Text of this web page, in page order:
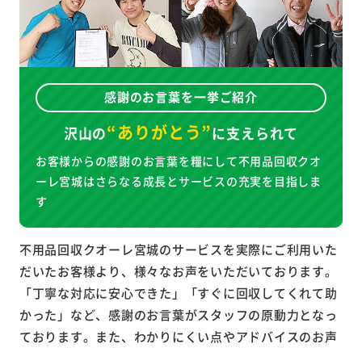
感謝のお言葉を一挙ご紹介
沢山の“ありがとう”に支えられて
お客様からの感謝のお言葉を糧にして不用品回収クオ
ーレ宮城はさらなる成長とサービスの充実を目指しま
す
不用品回収クオーレ宮城のサービスを実際にご利用いた
だいたお客様より、様々なお声をいただいております。
「丁寧な対応に安心できた」「すぐに回収してくれて助
かった」など、感謝のお言葉がスタッフの原動力となっ
ております。また、わかりにくい点やアドバイスのお声